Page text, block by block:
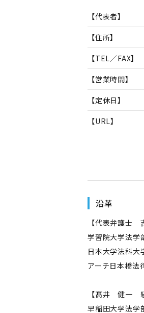
【代表者】
【住所】
【TEL／FAX】
【営業時間】
【定休日】
【URL】
沿革
【代表弁護士
学習院大学法学
日本大学法科大
アーチ日本橋法
【髙井 健一
早稲田大学法学